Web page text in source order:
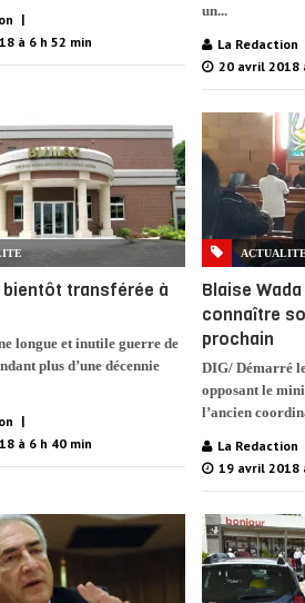
à 6 h 52 min
un...
La Redaction
20 avril 2018
bientôt transférée à
longue et inutile guerre de
plus d’une décennie
à 6 h 40 min
Blaise
connaître
prochain
DIG/ Démarré
opposant le
l’ancien
La Redaction
19 avril 2018